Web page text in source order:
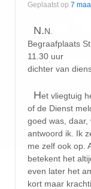
Geplaatst op 7
N.N.
Begraafplaats
11.30 uur
dichter van
Het vliegtuig
of de Dienst
goed was, daar,
antwoord ik. Ik
me zelf ook op.
betekent het
even later het
kort maar